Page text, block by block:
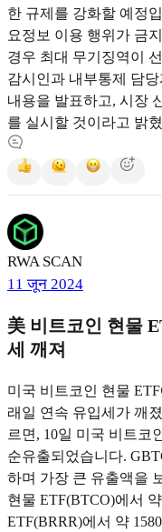
한 규제를 강화할 예정
요정보 이용 행위가 금
경우 최대 무기징역이
감시인과 내부통제 담
내용을 발표하고, 시장
를 실시할 것이라고 밝
RWA SCAN
11 जून 2024
美 비트코인 현물
세 깨져
미국 비트코인 현물
래일 연속 유입세가 깨
르면, 10일 미국 비트코
순유출되었습니다.
하며 가장 큰 유출액을
현물 ETF(BTCO)에서
ETF(BRRR)에서 약